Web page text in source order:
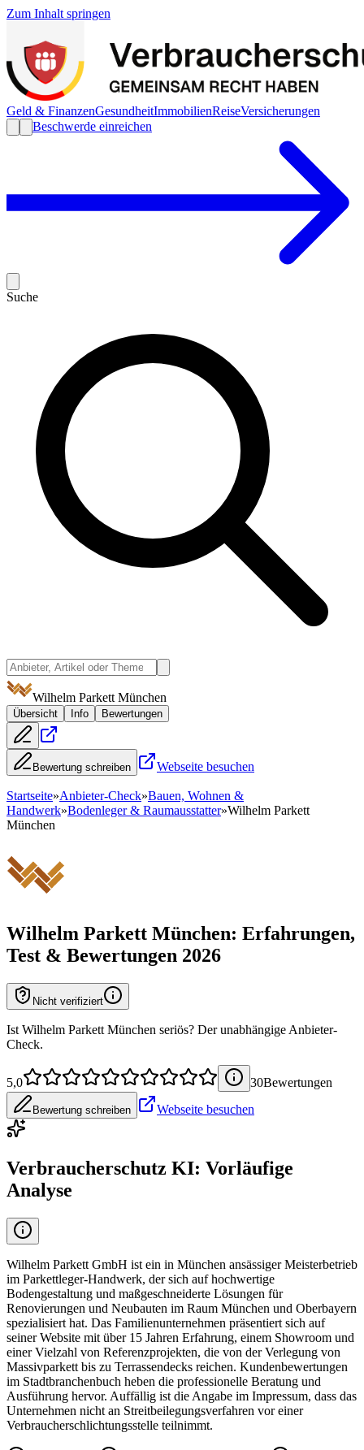
Zum Inhalt springen
Geld & FinanzenGesundheitImmobilienReiseVersicherungen
Beschwerde einreichen
Suche
Wilhelm Parkett München
Übersicht Info Bewertungen
Bewertung schreiben Webseite besuchen
Startseite»Anbieter-Check»Bauen, Wohnen &
Handwerk»Bodenleger & Raumausstatter»Wilhelm Parkett
München
Wilhelm Parkett München: Erfahrungen,
Test & Bewertungen 2026
Nicht verifiziert
Ist Wilhelm Parkett München seriös? Der unabhängige Anbieter-
Check.
5,0 30Bewertungen
Bewertung schreiben Webseite besuchen
Verbraucherschutz KI: Vorläufige
Analyse
Wilhelm Parkett GmbH ist ein in München ansässiger Meisterbetrieb
im Parkettleger-Handwerk, der sich auf hochwertige
Bodengestaltung und maßgeschneiderte Lösungen für
Renovierungen und Neubauten im Raum München und Oberbayern
spezialisiert hat. Das Familienunternehmen präsentiert sich auf
seiner Website mit über 15 Jahren Erfahrung, einem Showroom und
einer Vielzahl von Referenzprojekten, die von der Verlegung von
Massivparkett bis zu Terrassendecks reichen. Kundenbewertungen
im Stadtbranchenbuch heben die professionelle Beratung und
Ausführung hervor. Auffällig ist die Angabe im Impressum, dass das
Unternehmen nicht an Streitbeilegungsverfahren vor einer
Verbraucherschlichtungsstelle teilnimmt.